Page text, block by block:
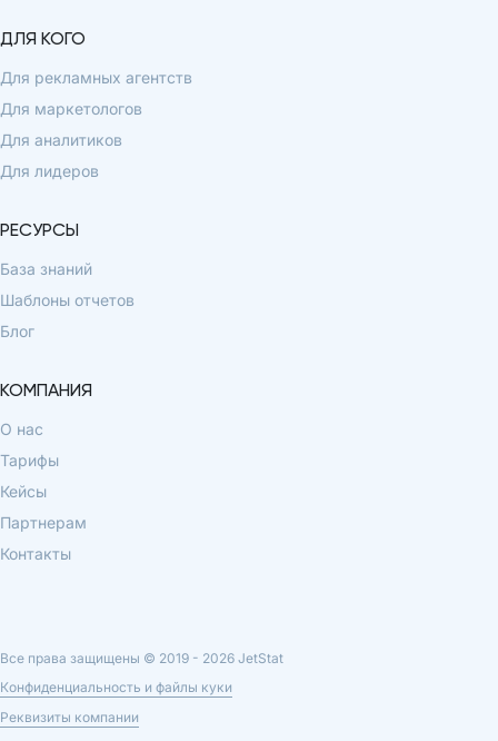
ДЛЯ КОГО
Для рекламных агентств
Для маркетологов
Для аналитиков
Для лидеров
РЕСУРСЫ
База знаний
Шаблоны отчетов
Блог
КОМПАНИЯ
О нас
Тарифы
Кейсы
Партнерам
Контакты
Все права защищены © 2019 - 2026 JetStat
Конфиденциальность и файлы куки
Реквизиты компании